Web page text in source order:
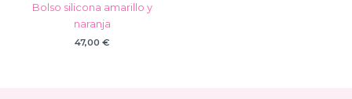
Bolso silicona amarillo y
naranja
47,00 €